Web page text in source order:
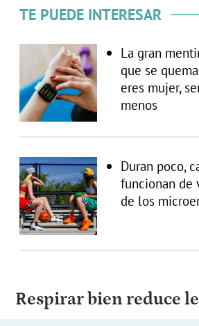
TE PUEDE INTERESAR
La gran
que se
eres mujer,
menos
Duran poco,
funcionan de
de los
Respirar bien reduce